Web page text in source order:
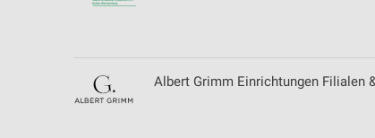
Albert Grimm Einrichtungen Filialen